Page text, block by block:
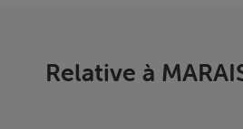
Relative à